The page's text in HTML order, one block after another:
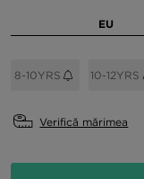
EU
8-10YRS 10-12YRS
Verifică mărimea